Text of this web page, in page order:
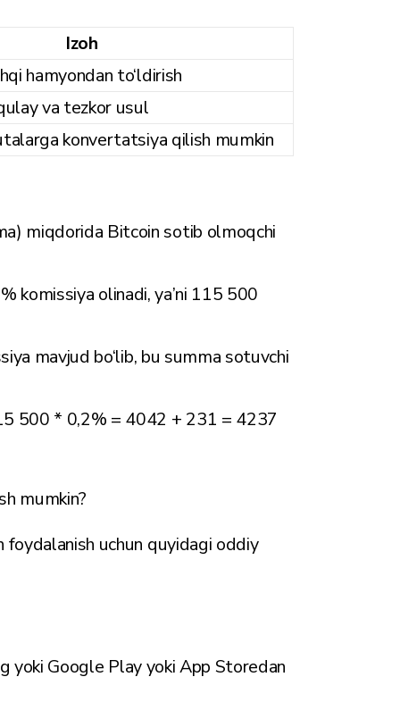
Izoh
hamyondan to‘ldirish
va tezkor usul
konvertatsiya qilish mumkin
miqdorida Bitcoin sotib olmoqchi
komissiya olinadi, ya’ni 115 500
mavjud bo‘lib, bu summa sotuvchi
500 * 0,2% = 4042 + 231 = 4237
mumkin?
foydalanish uchun quyidagi oddiy
yoki Google Play yoki App Storedan